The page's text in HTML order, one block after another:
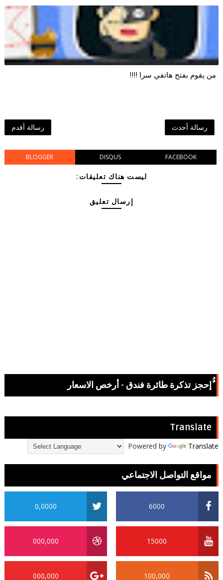
من يقوم بفتح هاتفي سرا !!!!
رسالة أحدث رسالة أقدم
BLOGGER DISQUS FACEBOOK
ليست هناك تعليقات:
إرسال تعليق
ٌُإحجز تذكرة طائرة فندق - أرخص الاسعار
Translate
Powered by Translate
مواقع التواصل الاجتماعي
6000
0,0000
15000
000,000
100,000
000,000